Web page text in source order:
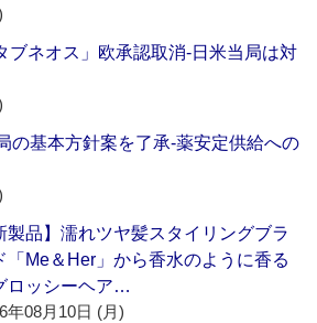
ブネオス」欧承認取消‐日米当局は対
の基本方針案を了承‐薬安定供給への
製品】濡れツヤ髪スタイリングブラ
「Me＆Her」から香水のように香る
ロッシーヘア…
年08月10日 (月)